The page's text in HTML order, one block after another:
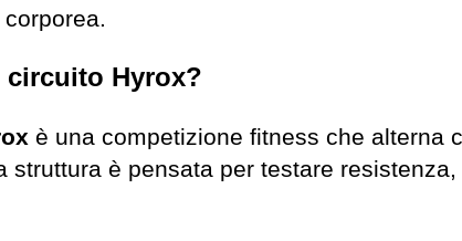
circuito Hyrox?
è una competizione fitness che alterna
struttura è pensata per testare